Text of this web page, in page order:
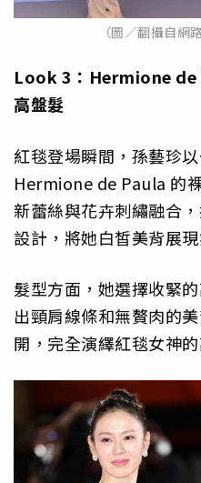
（圖／翻攝自網
Look 3 ：Hermione
高盤髮
紅毯登場瞬間，孫藝珍
Hermione de Paula 的
新蕾絲與花卉刺繡融合
設計，將她白皙美背展
髮型方面，她選擇收緊
出頸肩線條和無贅肉的
開，完全演繹紅毯女神